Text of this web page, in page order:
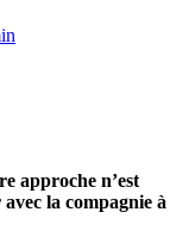
approche n’est
la compagnie à